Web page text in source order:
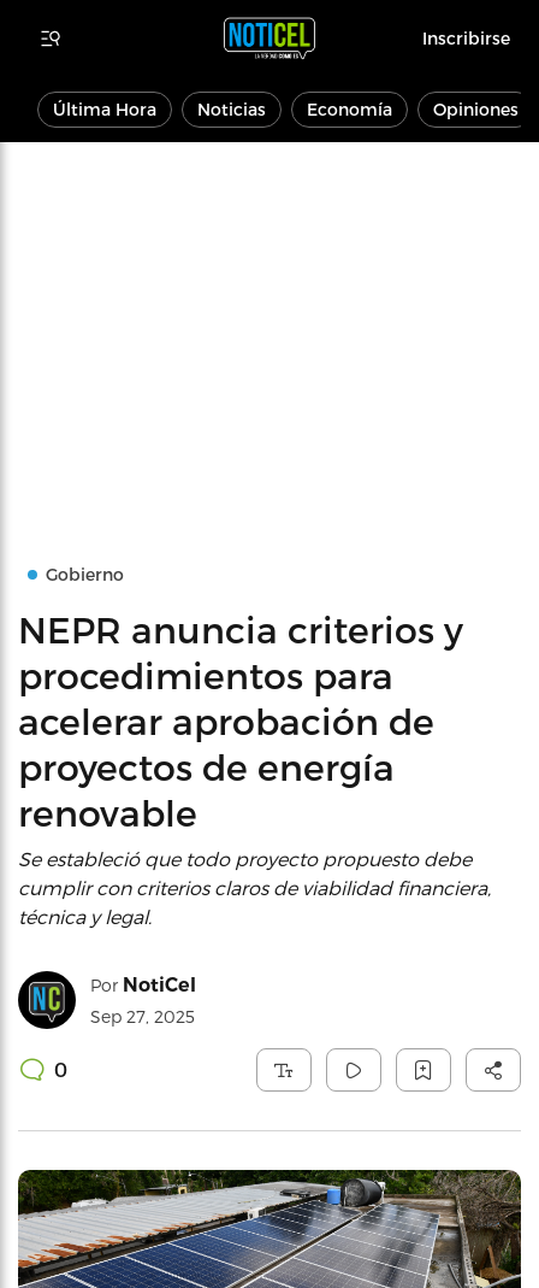
Inscribirse
Última Hora Noticias Economía Opiniones
Gobierno
NEPR anuncia criterios y
procedimientos para
acelerar aprobación de
proyectos de energía
renovable
Se estableció que todo proyecto propuesto debe
cumplir con criterios claros de viabilidad financiera,
técnica y legal.
Por NotiCel
Sep 27, 2025
0